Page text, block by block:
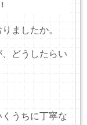
ましたか。
どうしたらい
うちに丁寧な